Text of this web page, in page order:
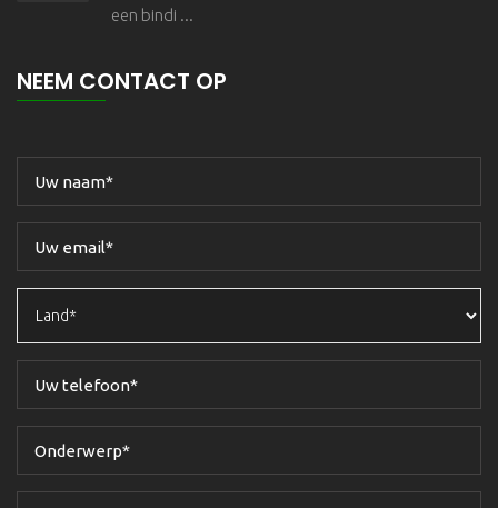
een bindi ...
NEEM CONTACT OP